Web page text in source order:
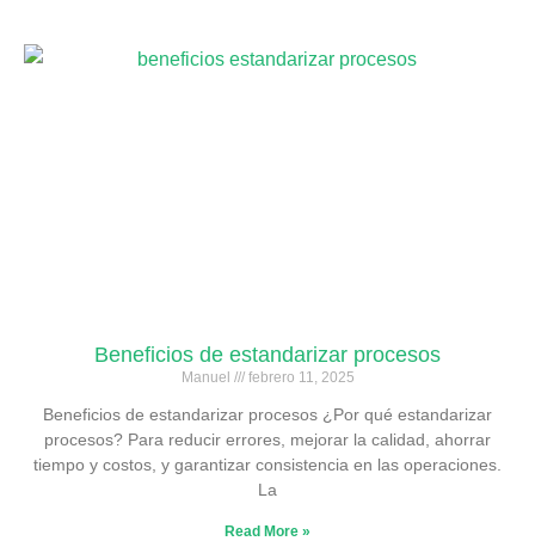
Beneficios de estandarizar procesos
Manuel febrero 11, 2025
Beneficios de estandarizar procesos ¿Por qué estandarizar
procesos? Para reducir errores, mejorar la calidad, ahorrar
tiempo y costos, y garantizar consistencia en las operaciones.
La
Read More »